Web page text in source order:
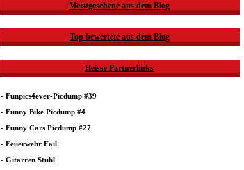
Meistgesehene aus dem Blog
Top bewertete aus dem Blog
Heisse Partnerlinks
-Funpics4ever-Picdump #39
-Funny Bike Picdump #4
-Funny Cars Picdump #27
-Feuerwehr Fail
-Gitarren Stuhl